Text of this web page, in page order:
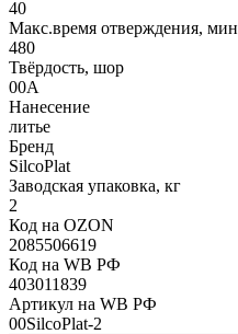
40
Макс.время отверждения, мин
480
Твёрдость, шор
00А
Нанесение
литье
Бренд
SilcoPlat
Заводская упаковка, кг
2
Код на OZON
2085506619
Код на WB РФ
403011839
Артикул на WB РФ
00SilcoPlat-2